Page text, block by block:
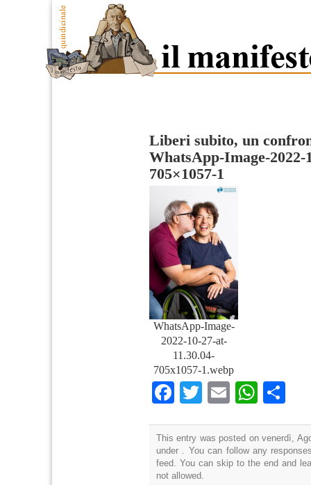
Liberi subito, un
WhatsApp-Image-2022-
705×1057-1
WhatsApp-Image-
2022-10-27-at-
11.30.04-
705x1057-1.webp
Facebook
TwitterEmail
This entry was posted on venerdì,
under . You can follow any
feed. You can skip to the end and
not allowed.